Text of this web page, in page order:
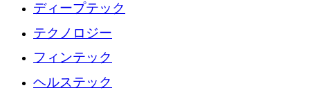
ディープテック
テクノロジー
フィンテック
ヘルステック